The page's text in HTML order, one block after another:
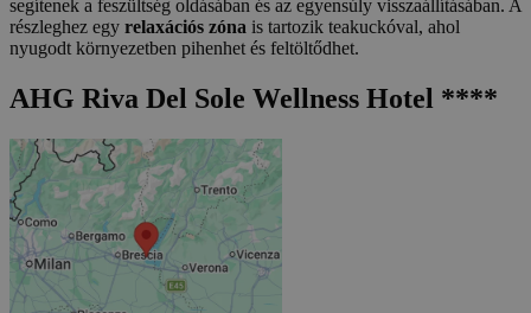
segítenek a feszültség oldásában és az egyensúly visszaállításában. A
részleghez egy relaxációs zóna is tartozik teakuckóval, ahol
nyugodt környezetben pihenhet és feltöltődhet.
AHG Riva Del Sole Wellness Hotel ****